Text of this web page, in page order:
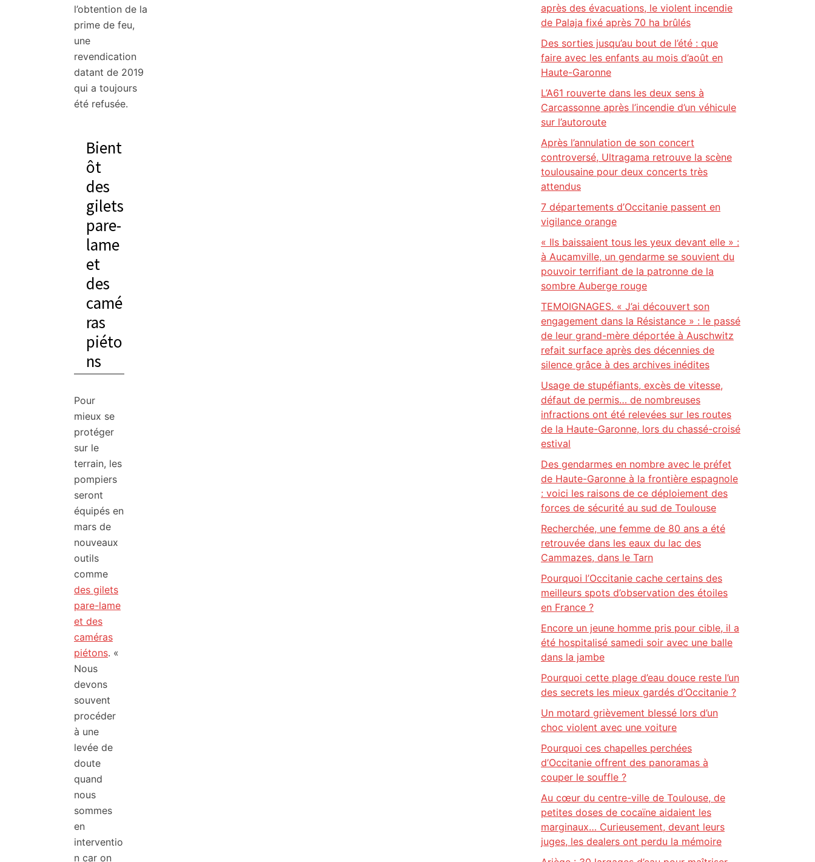
l’obtention de la
prime de feu,
une
revendication
datant de 2019
qui a toujours
été refusée.
Bient
ôt
des
gilets
pare-
lame
et
des
camé
ras
piéto
ns
Pour
mieux se
protéger
sur le
terrain, les
pompiers
seront
équipés en
mars de
nouveaux
outils
comme
des gilets
pare-lame
et des
caméras
piétons. «
Nous
devons
souvent
procéder
à une
levée de
doute
quand
nous
sommes
en
interventio
n car on
après des évacuations, le violent incendie
de Palaja fixé après 70 ha brûlés
Des sorties jusqu’au bout de l’été : que
faire avec les enfants au mois d’août en
Haute-Garonne
L’A61 rouverte dans les deux sens à
Carcassonne après l’incendie d’un véhicule
sur l’autoroute
Après l’annulation de son concert
controversé, Ultragama retrouve la scène
toulousaine pour deux concerts très
attendus
7 départements d’Occitanie passent en
vigilance orange
« Ils baissaient tous les yeux devant elle » :
à Aucamville, un gendarme se souvient du
pouvoir terrifiant de la patronne de la
sombre Auberge rouge
TEMOIGNAGES. « J’ai découvert son
engagement dans la Résistance » : le passé
de leur grand-mère déportée à Auschwitz
refait surface après des décennies de
silence grâce à des archives inédites
Usage de stupéfiants, excès de vitesse,
défaut de permis… de nombreuses
infractions ont été relevées sur les routes
de la Haute-Garonne, lors du chassé-croisé
estival
Des gendarmes en nombre avec le préfet
de Haute-Garonne à la frontière espagnole
: voici les raisons de ce déploiement des
forces de sécurité au sud de Toulouse
Recherchée, une femme de 80 ans a été
retrouvée dans les eaux du lac des
Cammazes, dans le Tarn
Pourquoi l’Occitanie cache certains des
meilleurs spots d’observation des étoiles
en France ?
Encore un jeune homme pris pour cible, il a
été hospitalisé samedi soir avec une balle
dans la jambe
Pourquoi cette plage d’eau douce reste l’un
des secrets les mieux gardés d’Occitanie ?
Un motard grièvement blessé lors d’un
choc violent avec une voiture
Pourquoi ces chapelles perchées
d’Occitanie offrent des panoramas à
couper le souffle ?
Au cœur du centre-ville de Toulouse, de
petites doses de cocaïne aidaient les
marginaux… Curieusement, devant leurs
juges, les dealers ont perdu la mémoire